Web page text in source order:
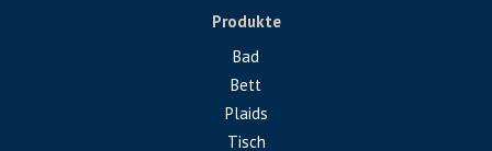
Produkte
Bad
Bett
Plaids
Tisch